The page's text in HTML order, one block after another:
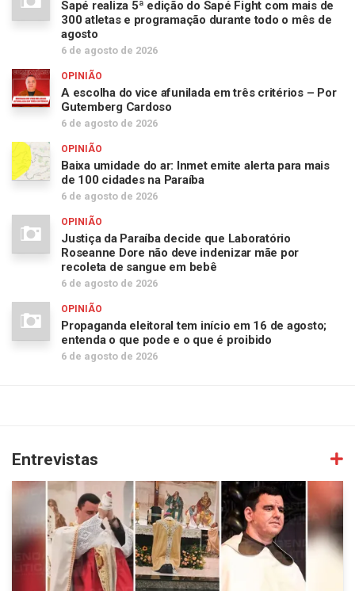
Sapé realiza 5ª edição do Sapé Fight com mais de
300 atletas e programação durante todo o mês de
agosto
6 de agosto de 2026
OPINIÃO
A escolha do vice afunilada em três critérios – Por
Gutemberg Cardoso
6 de agosto de 2026
OPINIÃO
Baixa umidade do ar: Inmet emite alerta para mais
de 100 cidades na Paraíba
6 de agosto de 2026
OPINIÃO
Justiça da Paraíba decide que Laboratório
Roseanne Dore não deve indenizar mãe por
recoleta de sangue em bebê
6 de agosto de 2026
OPINIÃO
Propaganda eleitoral tem início em 16 de agosto;
entenda o que pode e o que é proibido
6 de agosto de 2026
Entrevistas